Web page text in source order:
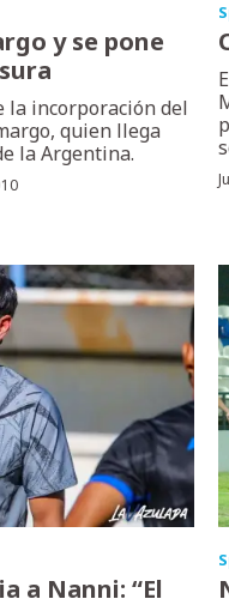
y se pone
la incorporación del
quien llega
la Argentina.
a Nanni: “El